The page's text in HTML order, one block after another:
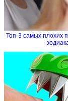
Топ-3 самых плохих